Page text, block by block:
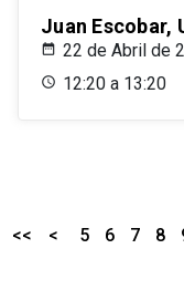
Juan Escobar,
22 de Abril de
12:20 a 13:20
<< < 5 6 7 8